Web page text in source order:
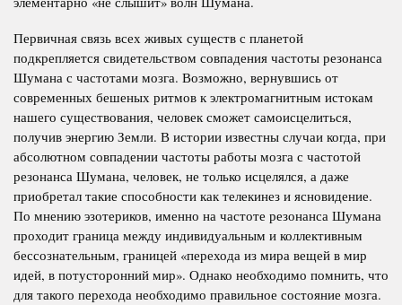
Первичная связь всех живых существ с планетой
подкрепляется свидетельством совпадения частоты резонанса
Шумана с частотами мозга. Возможно, вернувшись от
современных бешеных ритмов к электромагнитным истокам
нашего существования, человек сможет самоисцелиться,
получив энергию Земли. В истории известны случаи когда, при
абсолютном совпадении частоты работы мозга с частотой
резонанса Шумана, человек, не только исцелялся, а даже
приобретал такие способности как телекинез и ясновидение.
По мнению эзотериков, именно на частоте резонанса Шумана
проходит граница между индивидуальным и коллективным
бессознательным, границей «перехода из мира вещей в мир
идей, в потусторонний мир». Однако необходимо помнить, что
для такого перехода необходимо правильное состояние мозга.